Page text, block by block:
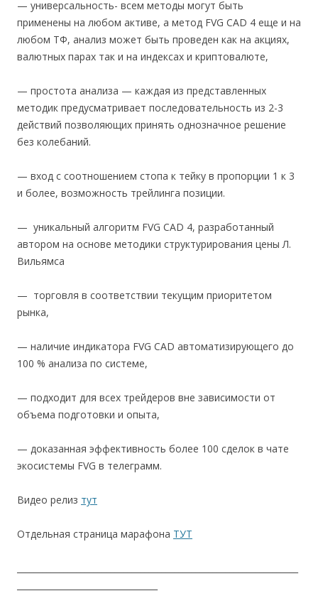
— универсальность- всем методы могут быть
применены на любом активе, а метод FVG CAD 4 еще и на
любом ТФ, анализ может быть проведен как на акциях,
валютных парах так и на индексах и криптовалюте,
— простота анализа — каждая из представленных
методик предусматривает последовательность из 2-3
действий позволяющих принять однозначное решение
без колебаний.
— вход с соотношением стопа к тейку в пропорции 1 к 3
и более, возможность трейлинга позиции.
— уникальный алгоритм FVG CAD 4, разработанный
автором на основе методики структурирования цены Л.
Вильямса
— торговля в соответствии текущим приоритетом
рынка,
— наличие индикатора FVG CAD автоматизирующего до
100 % анализа по системе,
— подходит для всех трейдеров вне зависимости от
объема подготовки и опыта,
— доказанная эффективность более 100 сделок в чате
экосистемы FVG в телеграмм.
Видео релиз тут
Отдельная страница марафона ТУТ